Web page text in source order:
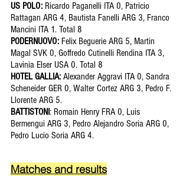
US POLO: Ricardo Paganelli ITA 0, Patricio
Rattagan ARG 4, Bautista Fanelli ARG 3, Franco
Mancini ITA 1. Total 8
PODERNUOVO: Felix Beguerie ARG 5, Martin
Magal SVK 0, Goffredo Cutinelli Rendina ITA 3,
Lavinia Elser USA 0. Total 8
HOTEL GALLIA: Alexander Aggravi ITA 0, Sandra
Scheneider GER 0, Walter Cortez ARG 3, Pedro F.
Llorente ARG 5.
BATTISTONI: Romain Henry FRA 0, Luis
Bermengui ARG 3, Pedro Alejandro Soria ARG 0,
Pedro Lucio Soria ARG 4.
Matches and results